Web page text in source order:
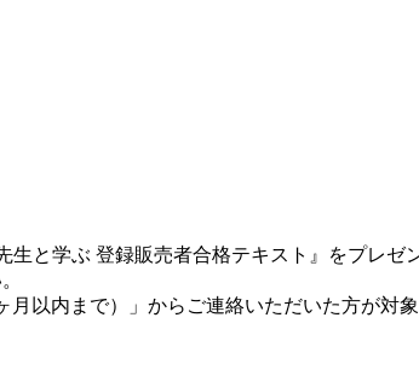
と学ぶ 登録販売者合格テキスト』をプレゼ
以内まで）」からご連絡いただいた方が対象